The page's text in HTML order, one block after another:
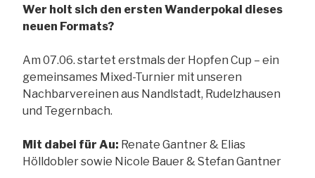
Wer holt sich den ersten Wanderpokal dieses
neuen Formats?
Am 07.06. startet erstmals der Hopfen Cup – ein
gemeinsames Mixed-Turnier mit unseren
Nachbarvereinen aus Nandlstadt, Rudelzhausen
und Tegernbach.
Mit dabei für Au: Renate Gantner & Elias
Hölldobler sowie Nicole Bauer & Stefan Gantner ‍‍‍‍